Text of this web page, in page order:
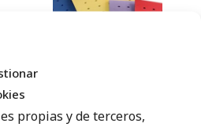
propias y de terceros,